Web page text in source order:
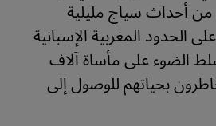
أحداث سياج مليلية
الحدود المغربية الإسبانية
ويسلط الضوء على مأساة آلاف
بحياتهم للوصول إلى